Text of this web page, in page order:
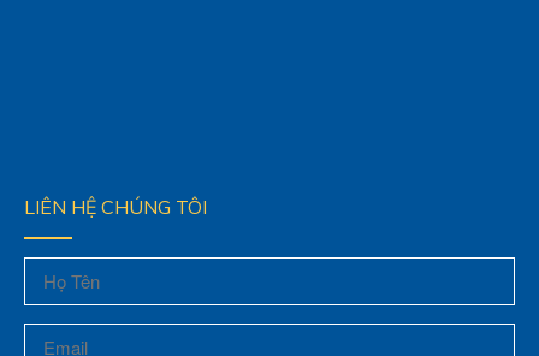
LIÊN HỆ CHÚNG TÔI